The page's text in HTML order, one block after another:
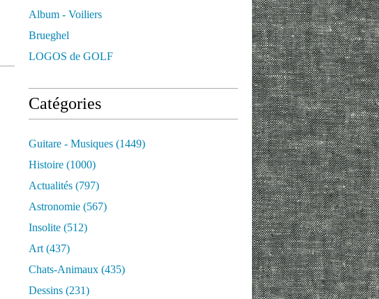
Album - Voiliers
Brueghel
LOGOS de GOLF
Catégories
Guitare - Musiques (1449)
Histoire (1000)
Actualités (797)
Astronomie (567)
Insolite (512)
Art (437)
Chats-Animaux (435)
Dessins (231)